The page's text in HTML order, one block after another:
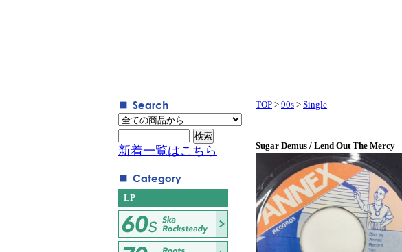
TOP > 90s > Single
Sugar Demus / Lend Out The Mercy
新着一覧はこちら
LP